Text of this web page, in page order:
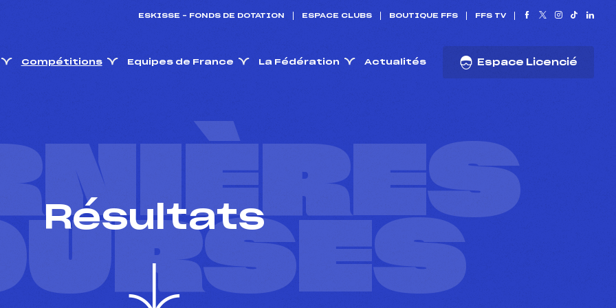
ESKISSE – FONDS DE DOTATION ESPACE CLUBS BOUTIQUE FFS FFS TV
Compétitions Equipes de France La Fédération Actualités Espace Licencié
Résultats